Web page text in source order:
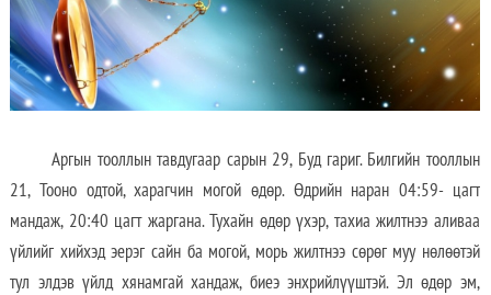
Аргын тооллын тавдугаар сарын 29, Буд гариг. Билгийн тооллын
21, Тооно одтой, харагчин могой өдөр. Өдрийн наран 04:59- цагт
мандаж, 20:40 цагт жаргана. Тухайн өдөр үхэр, тахиа жилтнээ аливаа
үйлийг хийхэд эерэг сайн ба могой, морь жилтнээ сөрөг муу нөлөөтэй
тул элдэв үйлд хянамгай хандаж, биеэ энхрийлүүштэй. Эл өдөр эм,